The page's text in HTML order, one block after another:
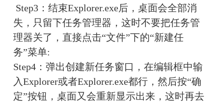
Step3：结束Explorer.exe后，桌面会全部消
失，只留下任务管理器，这时不要把任务管
理器关了，直接点击“文件”下的“新建任
务”菜单:
Step4：弹出创建新任务窗口，在编辑框中输
入Explorer或者Explorer.exe都行，然后按“确
定”按钮，桌面又会重新显示出来，这时再去